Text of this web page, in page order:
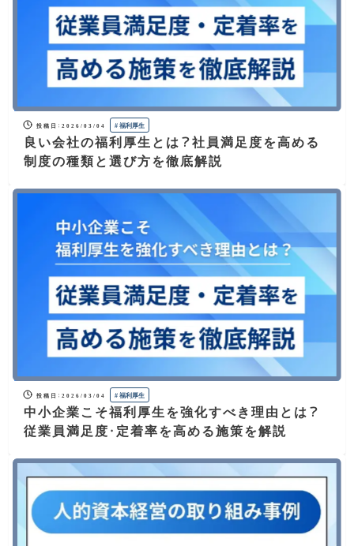
ドバイスで、従業員のモチベーション
と定着率向上、企業全体の生産性向上
に貢献します。
投稿日 ： 2026/03/04 # 福利厚生
良い会社の福利厚生とは？社員満足度を高める
制度の種類と選び方を徹底解説
投稿日 ： 2026/03/04 # 福利厚生
中小企業こそ福利厚生を強化すべき理由とは？
従業員満足度・定着率を高める施策を解説